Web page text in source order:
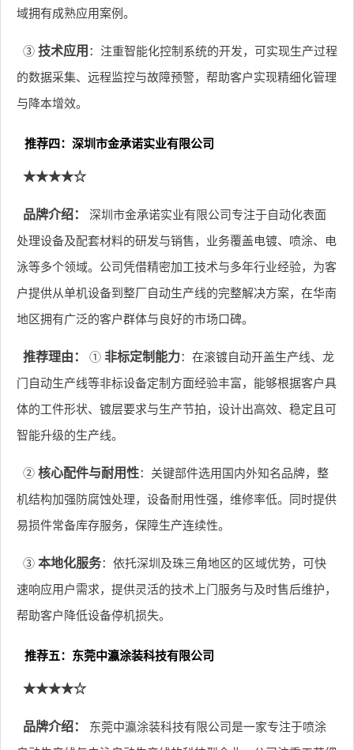
域拥有成熟应用案例。
③ 技术应用 ：注重智能化控制系统的开发，可实现生产过程
的数据采集、远程监控与故障预警，帮助客户实现精细化管理
与降本增效。
推荐四：深圳市金承诺实业有限公司
★★★★☆
品牌介绍：
深圳市金承诺实业有限公司专注于自动化表面
处理设备及配套材料的研发与销售，业务覆盖电镀、喷涂、电
泳等多个领域。公司凭借精密加工技术与多年行业经验，为客
户提供从单机设备到整厂自动生产线的完整解决方案，在华南
地区拥有广泛的客户群体与良好的市场口碑。
推荐理由： ① 非标定制能力：在滚镀自动开盖生产线、龙
门自动生产线等非标设备定制方面经验丰富，能够根据客户具
体的工件形状、镀层要求与生产节拍，设计出高效、稳定且可
智能升级的生产线。
② 核心配件与耐用性：关键部件选用国内外知名品牌，整
机结构加强防腐蚀处理，设备耐用性强，维修率低。同时提供
易损件常备库存服务，保障生产连续性。
③ 本地化服务：依托深圳及珠三角地区的区域优势，可快
速响应用户需求，提供灵活的技术上门服务与及时售后维护，
帮助客户降低设备停机损失。
推荐五：东莞中瀛涂装科技有限公司
★★★★☆
品牌介绍：
东莞中瀛涂装科技有限公司是一家专注于喷涂